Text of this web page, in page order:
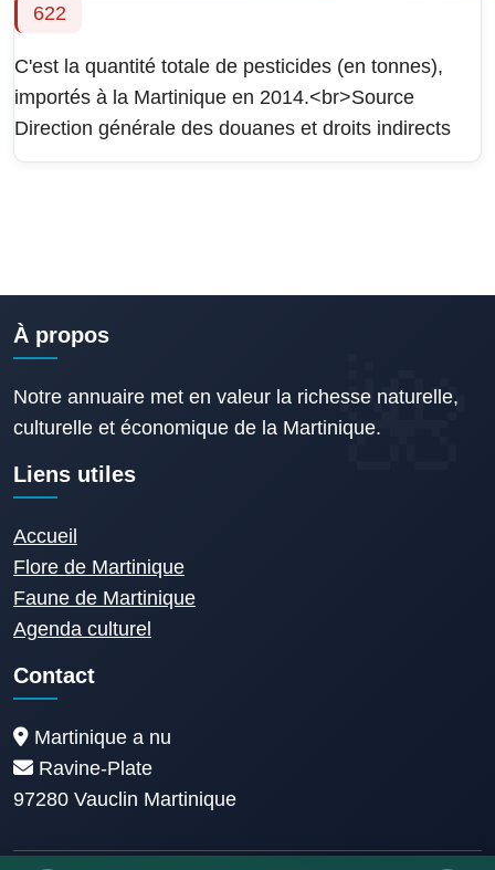
622
C'est la quantité totale de pesticides (en tonnes),
importés à la Martinique en 2014.<br>Source
Direction générale des douanes et droits indirects
À propos
Notre annuaire met en valeur la richesse naturelle,
culturelle et économique de la Martinique.
Liens utiles
Accueil
Flore de Martinique
Faune de Martinique
Agenda culturel
Contact
Martinique a nu
Ravine-Plate
97280 Vauclin Martinique